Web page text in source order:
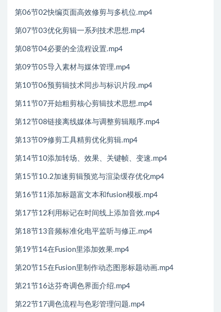
第06节02快编页面高效修剪与多机位.mp4
第07节03优化剪辑一系列技术思想.mp4
第08节04必要的全流程设置.mp4
第09节05导入素材与媒体管理.mp4
第10节06预剪辑技术同步与标识片段.mp4
第11节07开始粗剪核心剪辑技术思想.mp4
第12节08链接离线媒体与调整剪辑顺序.mp4
第13节09修剪工具精剪优化剪辑.mp4
第14节10添加转场、效果、关键帧、变速.mp4
第15节10.2加速剪辑预览与渲染缓存优化mp4
第16节11添加标题富文本和fusion模板.mp4
第17节12利用标记在时间线上添加音效.mp4
第18节13音频标准化电平监听与修正.mp4
第19节14在Fusion里添加效果.mp4
第20节15在Fusion里制作动态图形标题动画.mp4
第21节16达芬奇调色界面介绍.mp4
第22节17调色流程与色彩管理问题.mp4